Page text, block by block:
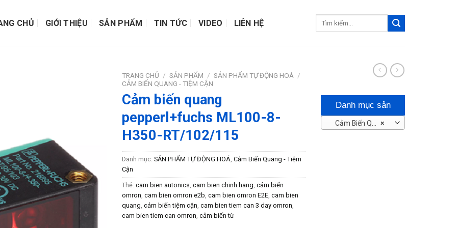
CHỦ GIỚI THIỆU SẢN PHẨM TIN TỨC VIDEO LIÊN HỆ
TRANG CHỦ / SẢN PHẨM / SẢN PHẨM TỰ ĐỘNG HOÁ /
CẢM BIẾN QUANG - TIỆM CẬN
Cảm biến quang
pepperl+fuchs ML100-8-
H350-RT/102/115
Danh mục: SẢN PHẨM TỰ ĐỘNG HOÁ, Cảm Biến Quang - Tiệm
Cận
Thẻ: cam bien autonics, cam bien chinh hang, cảm biến
omron, cam bien omron e2b, cam bien omron E2E, cam bien
quang, cảm biến tiệm cận, cam bien tiem can 3 day omron,
cam bien tiem can omron, cảm biến từ
Danh mục sản
phẩm ×
Cảm Biến Quang – Tiệm Cận